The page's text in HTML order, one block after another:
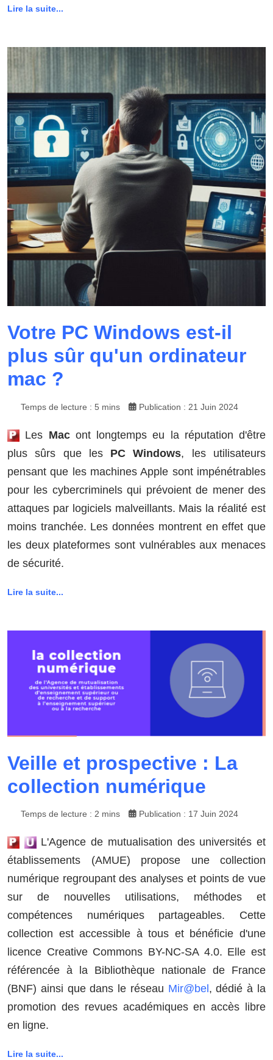
Lire la suite...
Votre PC Windows est-il
plus sûr qu'un ordinateur
mac ?
Temps de lecture : 5 mins Publication : 21 Juin 2024
Les Macont longtemps eu la réputation d'être
plus sûrs que les PC Windows, les utilisateurs
pensant que les machines Apple sont impénétrables
pour les cybercriminels qui prévoient de mener des
attaques par logiciels malveillants. Mais la réalité est
moins tranchée. Les données montrent en effet que
les deux plateformes sont vulnérables aux menaces
de sécurité.
Lire la suite...
Veille et prospective : La
collection numérique
Temps de lecture : 2 mins Publication : 17 Juin 2024
L'Agence de mutualisation des universités et
établissements (AMUE) propose une collection
numérique regroupant des analyses et points de vue
sur de nouvelles utilisations, méthodes et
compétences numériques partageables. Cette
collection est accessible à tous et bénéficie d'une
licence Creative Commons BY-NC-SA 4.0. Elle est
référencée à la Bibliothèque nationale de France
(BNF) ainsi que dans le réseau Mir@bel , dédié à la
promotion des revues académiques en accès libre
en ligne.
Lire la suite...